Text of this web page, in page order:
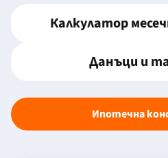
Калкулатор
Данъци и
Ипотечна